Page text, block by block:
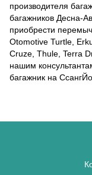
производителя
багажников Десна-
приобрести
Otomotive Turtle,
Cruze, Thule, Terra
нашим
багажник на